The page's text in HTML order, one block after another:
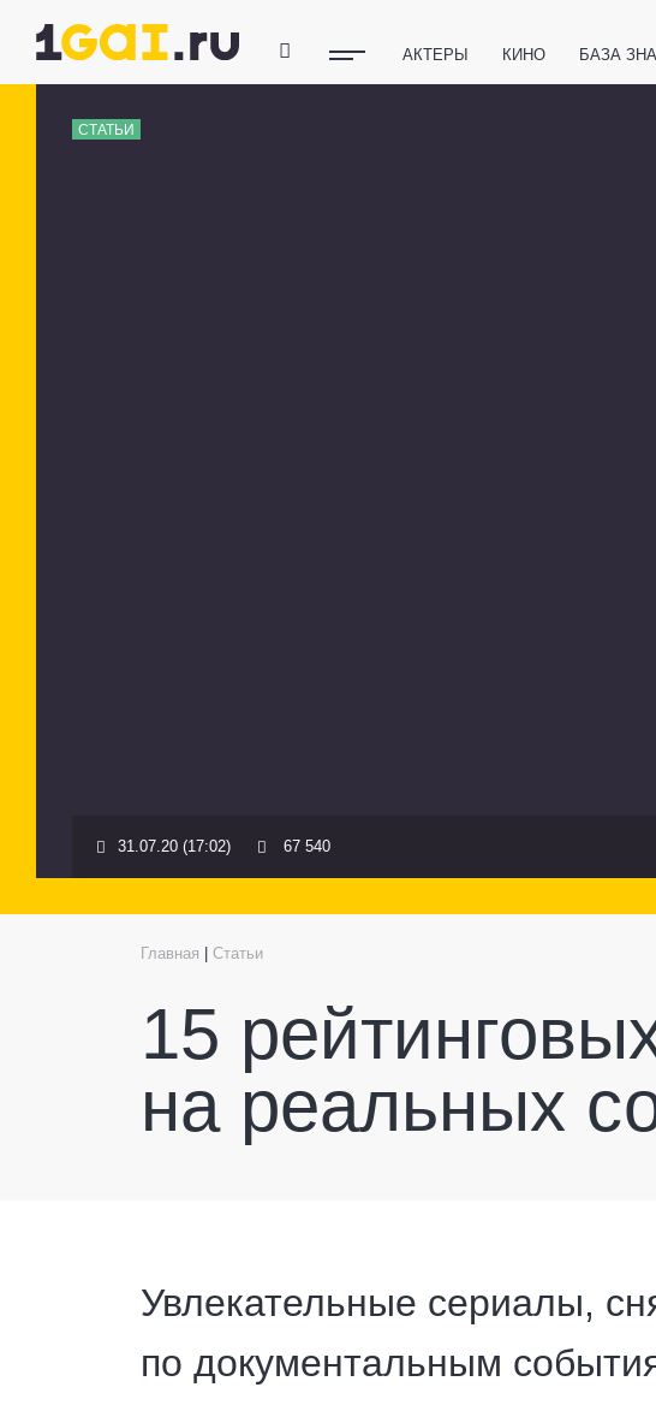
АКТЕРЫ КИНО БАЗА
СТАТЬИ
31.07.20 (17:02) 67 540
Главная Статьи
15
на реальных
Увлекательные сериалы,
по документальным